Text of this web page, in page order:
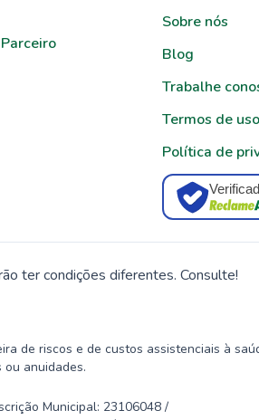
Sobre nós
Blog
Trabalhe
Termos de uso
Política de
ter condições diferentes. Consulte!
de riscos e de custos assistenciais à
anuidades.
Municipal: 23106048 /